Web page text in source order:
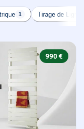
1 Tirage de Ligne
990 €